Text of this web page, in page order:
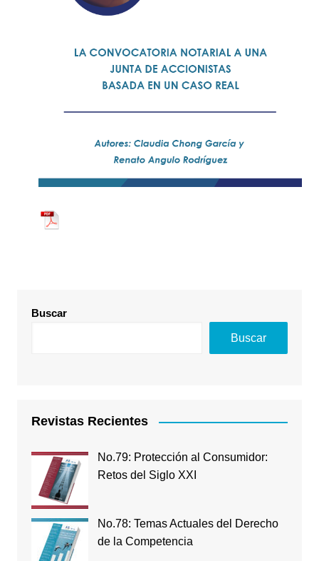
Buscar
Buscar
Revistas Recientes
No.79: Protección al Consumidor:
Retos del Siglo XXI
No.78: Temas Actuales del Derecho
de la Competencia